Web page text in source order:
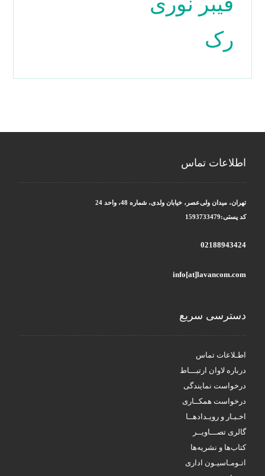
رک
اطلاعات تماس
تهران، میدان ولی‌عصر، خیابان ولدی، شماره 48، واحد 24
کد پستی:1593733479
02188943424
info[at]lavancom.com
دسترسی سریع
اطـلاعات تماس
درباره لاوان ارتبـــاط
درخواست نمایندگی
درخواست همکــاری
اخـبـار و رویـدادهــا
گالری تصـــاویــر
کتاب‌ها و نشریه‌ها
اتـومـاسیـون اداری